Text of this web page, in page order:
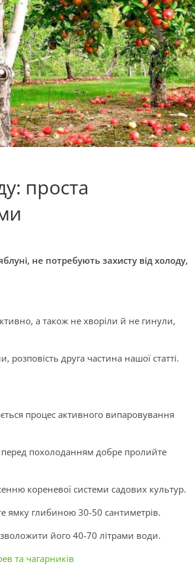
проста
не потребують захисту від холоду,
а також не хворіли й не гинули,
друга частина нашої статті.
процес активного випаровування
перед похолоданням добре пролийте
кореневої системи садових культур.
ямку глибиною 30-50 сантиметрів.
його 40-70 літрами води.
та чагарників